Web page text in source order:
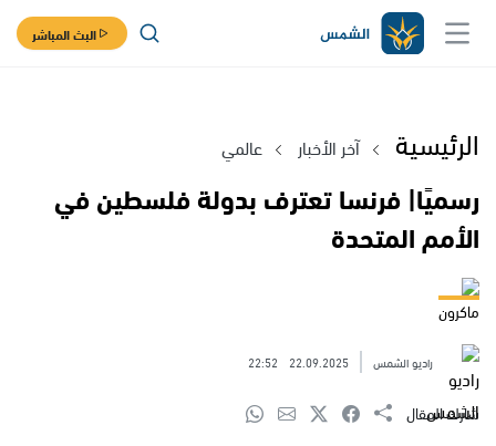
البث المباشر
الرئيسية آخر الأخبار عالمي
رسميًا| فرنسا تعترف بدولة فلسطين في
الأمم المتحدة
ماكرون
راديو الشمس 22.09.2025
22:52
شارك المقال